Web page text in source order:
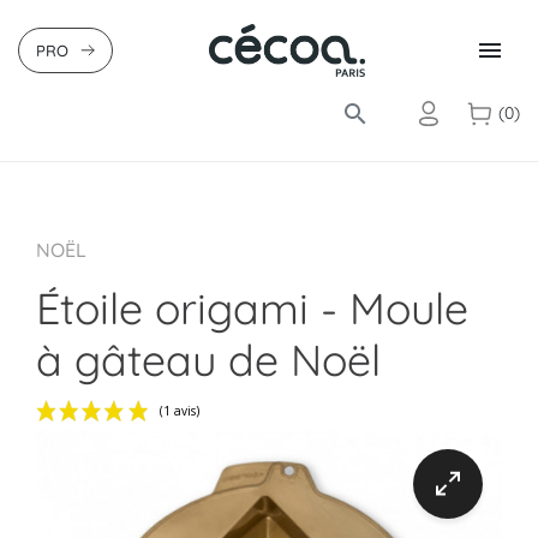

PRO
search (0)
NOËL
Étoile origami - Moule
à gâteau de Noël
(1 avis)